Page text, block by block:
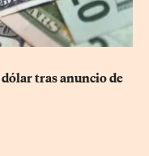
tras anuncio de